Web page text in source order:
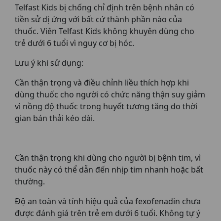
Telfast Kids bị chống chỉ định trên bệnh nhân có
tiền sử dị ứng với bất cứ thành phần nào của
thuốc. Viên Telfast Kids không khuyên dùng cho
trẻ dưới 6 tuổi vì nguy cơ bị hóc.
Lưu ý khi sử dụng:
Cần thận trọng và điều chỉnh liều thích hợp khi
dùng thuốc cho người có chức năng thận suy giảm
vì nồng độ thuốc trong huyết tương tăng do thời
gian bán thải kéo dài.
Cần thận trọng khi dùng cho người bị bệnh tim, vì
thuốc này có thể dẫn đến nhịp tim nhanh hoặc bất
thường.
Độ an toàn và tính hiệu quả của fexofenadin chưa
được đánh giá trên trẻ em dưới 6 tuổi. Không tự ý